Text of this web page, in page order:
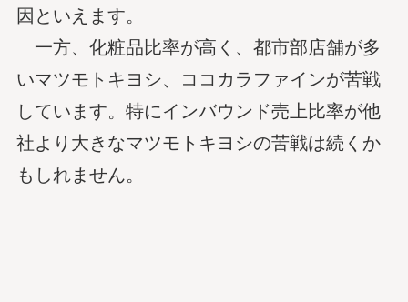
因といえます。
一方、化粧品比率が高く、都市部店舗が多
いマツモトキヨシ、ココカラファインが苦戦
しています。特にインバウンド売上比率が他
社より大きなマツモトキヨシの苦戦は続くか
もしれません。